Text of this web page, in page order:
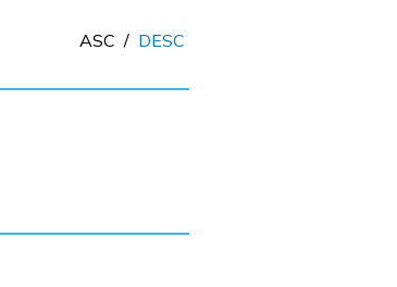
ASC / DESC